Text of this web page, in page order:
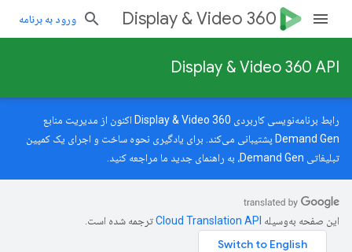
Display & Video 360 ورود به برنامه
Display & Video 360 API
رابط برنامه‌نویسی کاربردی Display & Video 360 اکنون از مدیریت منابع
Demand Gen پشتیبانی می‌کند. برای یادگیری نحوه ساخت و اجرای یک کمپین
تبلیغاتی Demand Gen، به
راهنمای جدید ما مراجعه کنید.
این صفحه به‌وسیله ترجمه شده است.